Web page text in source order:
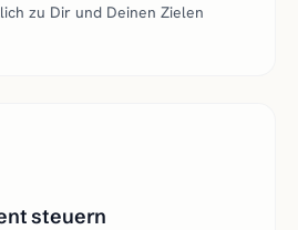
zu Dir und Deinen Zielen
steuern